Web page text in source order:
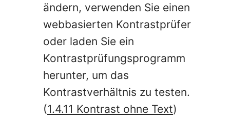
ändern, verwenden Sie einen
webbasierten Kontrastprüfer
oder laden Sie ein
Kontrastprüfungsprogramm
herunter, um das
Kontrastverhältnis zu testen.
(1.4.11 Kontrast ohne Text)